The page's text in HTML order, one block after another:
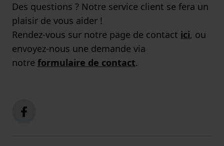
Des questions ? Notre service client se fera un
plaisir de vous aider !
Rendez-vous sur notre page de contact ici, ou
envoyez-nous une demande via
notre formulaire de contact.